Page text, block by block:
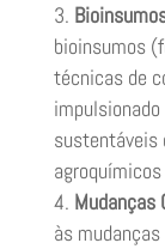
bioinsumos
técnicas de
sustentáveis
Mudanças
às